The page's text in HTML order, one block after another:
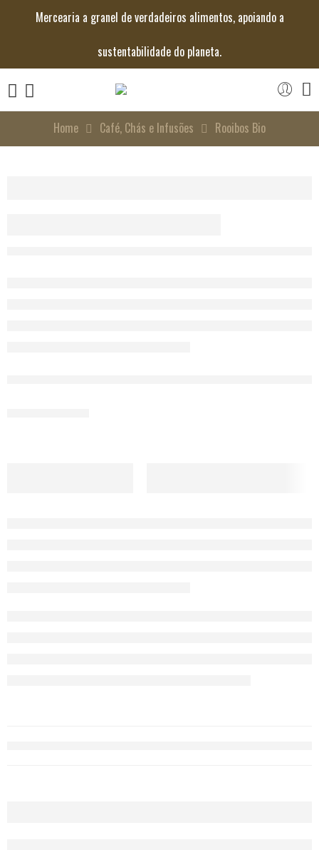
Mercearia a granel de verdadeiros alimentos, apoiando a
sustentabilidade do planeta.
Home Café, Chás e Infusões Rooibos Bio